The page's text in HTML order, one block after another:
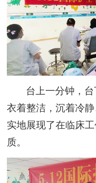
台上一分钟，
衣着整洁，沉着冷
实地展现了在临床
质。